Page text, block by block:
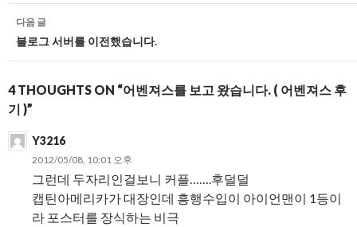
비
게
이
션
다음 글
블로그 서버를 이전했습니다.
4 THOUGHTS ON “어벤져스를 보고 왔습니다. ( 어벤져스 후
기 )”
Y3216
2012/05/08, 10:01 오후
그런데 두자리인걸보니 커플…….후덜덜
캡틴아메리카가 대장인데 흥행수입이 아이언맨이 1등이
라 포스터를 장식하는 비극